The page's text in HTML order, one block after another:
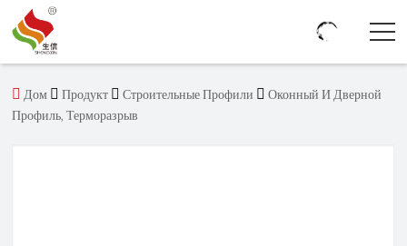
 Дом  Продукт  Строительные Профили  Оконный И Дверной
Профиль, Терморазрыв